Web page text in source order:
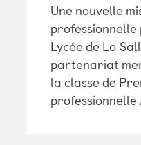
Une nouvelle
professionnelle
Lycée de La
partenariat
la classe de